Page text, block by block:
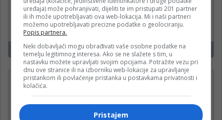
ODRŽAVANJE OBJEKATA (m/
ž)
Krajina klas d.o.o.
Banjaluka
Operateri na uplatnim
mjestima
uređaja) može pohranjivati, dijeliti te im pristupati 201 partner
ili ih može upotrebljavati ova web-lokacija. Mi i naši partneri
možemo upotrebljavati precizne podatke o geolociranju.
Popis partnera.
Neki dobavljači mogu obrađivati vaše osobne podatke na
temelju legitimnog interesa. Ako se ne slažete s tim, u
nastavku možete upravljati svojim opcijama. Potražite vezu pri
dnu ove stranice ili na izborniku web-lokacije za upravljanje
pristankom ili povlačenje pristanka u postavkama privatnosti i
kolačića.
Pristajem